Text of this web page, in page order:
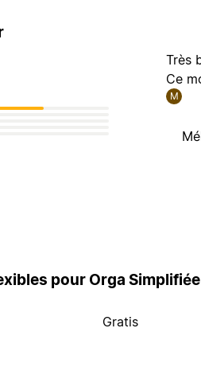
Très
Ce
M
pour Orga Simplifiée
Gratis